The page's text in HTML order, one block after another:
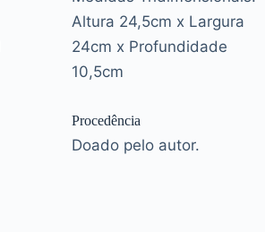
Altura 24,5cm x Largura
24cm x Profundidade
10,5cm
Procedência
Doado pelo autor.